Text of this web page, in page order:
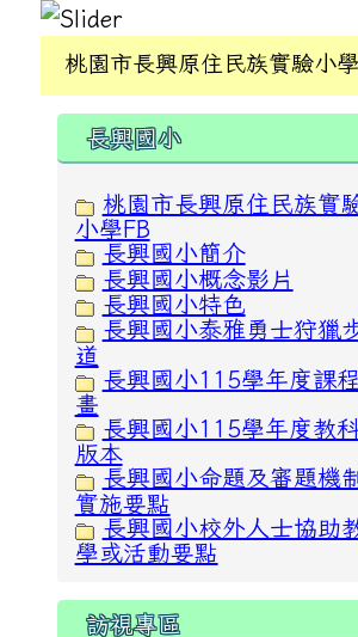
桃園市長興原住民族實驗小學
:::
長興國小
桃園市長興原住民族實
小學FB
長興國小簡介
長興國小概念影片
長興國小特色
長興國小泰雅勇士狩獵
道
長興國小115學年度課
畫
長興國小115學年度教
版本
長興國小命題及審題機制
實施要點
長興國小校外人士協助
學或活動要點
訪視專區